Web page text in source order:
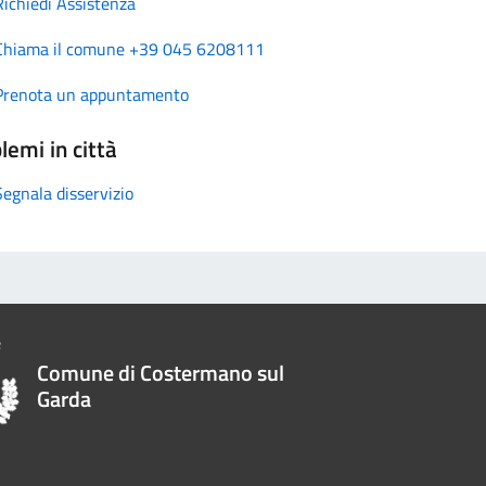
il comune +39 045 6208111
un appuntamento
in città
disservizio
Comune di Costermano sul
Garda